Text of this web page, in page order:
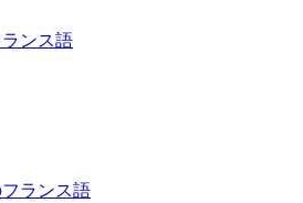
ンス語
ランス語